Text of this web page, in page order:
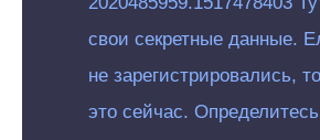
свои секретные данные.
не зарегистрировались,
это сейчас.